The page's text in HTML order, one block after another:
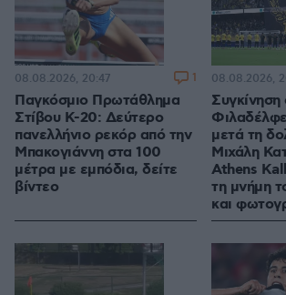
Παγκόσμιο Πρωτάθλημα
Στίβου Κ-20: Δεύτερο
πανελλήνιο ρεκόρ από την
Μπακογιάννη στα 100
μέτρα με εμπόδια, δείτε
βίντεο
08.08.2026, 20:47 1
μετά τη
Μιχάλη
Athens
τη μνήμη
και
08.08.2026,